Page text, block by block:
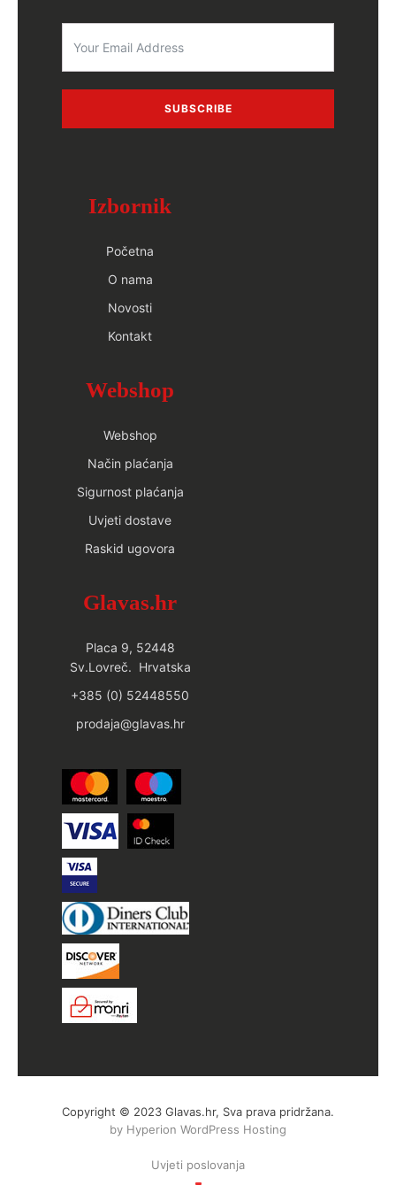
SUBSCRIBE
Izbornik
Početna
O nama
Novosti
Kontakt
Webshop
Webshop
Način plaćanja
Sigurnost plaćanja
Uvjeti dostave
Raskid ugovora
Glavas.hr
Placa 9, 52448
Sv.Lovreč. Hrvatska
+385 (0) 52448550
prodaja@glavas.hr
Copyright © 2023 Glavas.hr, Sva prava pridržana.
by Hyperion WordPress Hosting
Uvjeti poslovanja